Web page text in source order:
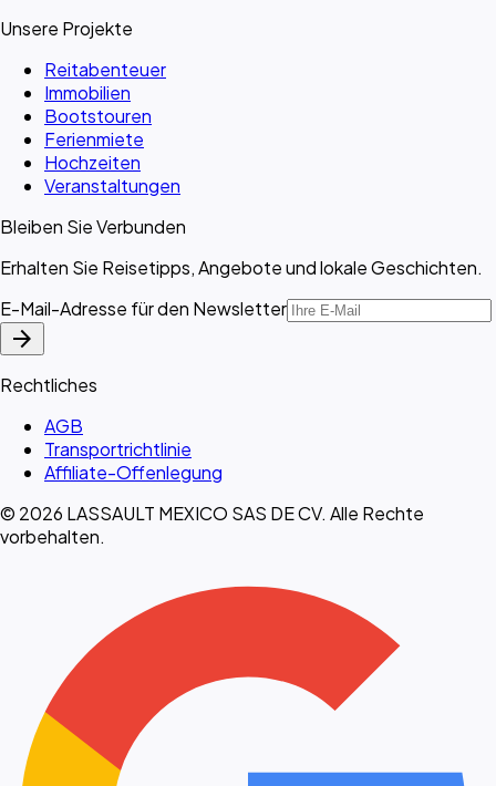
Unsere Projekte
Reitabenteuer
Immobilien
Bootstouren
Ferienmiete
Hochzeiten
Veranstaltungen
Bleiben Sie Verbunden
Erhalten Sie Reisetipps, Angebote und lokale Geschichten.
E-Mail-Adresse für den Newsletter
arrow_forward
Rechtliches
AGB
Transportrichtlinie
Affiliate-Offenlegung
© 2026 LASSAULT MEXICO SAS DE CV. Alle Rechte
vorbehalten.